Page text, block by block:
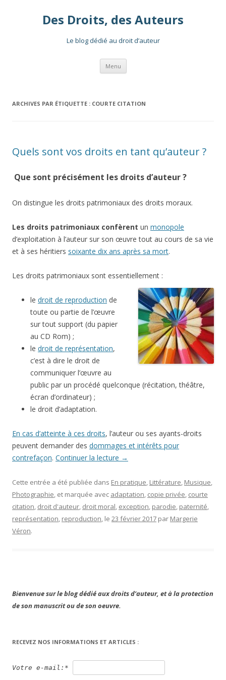
Des Droits, des Auteurs
Le blog dédié au droit d’auteur
Menu Aller
contenu
ARCHIVES PAR ÉTIQUETTE : COURTE CITATION
Quels sont vos droits en tant qu’auteur ?
Que sont précisément les droits d’auteur ?
On distingue les droits patrimoniaux des droits moraux.
Les droits patrimoniaux confèrent un monopole
d’exploitation à l’auteur sur son œuvre tout au cours de sa vie
et à ses héritiers soixante dix ans après sa mort.
Les droits patrimoniaux sont essentiellement :
le droit de reproduction de
toute ou partie de l’œuvre
sur tout support (du papier
au CD Rom) ;
le droit de représentation,
c’est à dire le droit de
communiquer l’œuvre au
public par un procédé quelconque (récitation, théâtre,
écran d’ordinateur) ;
le droit d’adaptation.
En cas d’atteinte à ces droits, l’auteur ou ses ayants-droits
peuvent demander des dommages et intérêts pour
contrefaçon. Continuer la lecture →
Cette entrée a été publiée dans En pratique, Littérature, Musique,
Photographie, et marquée avec adaptation, copie privée, courte
citation, droit d'auteur, droit moral, exception, parodie, paternité,
représentation, reproduction, le 23 février 2017 par Margerie
Véron.
Bienvenue sur le blog dédié aux droits d’auteur, et à la protection
de son manuscrit ou de son oeuvre.
RECEVEZ NOS INFORMATIONS ET ARTICLES :
Votre e-mail:*